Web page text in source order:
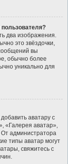
два изображения.
это звёздочки,
вы
обычно более
уникально для
аватару с
«Галерея аватар»,
администратора
типы аватар могут
свяжитесь с